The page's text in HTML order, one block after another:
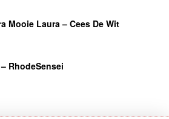
Mooie Laura – Cees De Wit
RhodeSensei